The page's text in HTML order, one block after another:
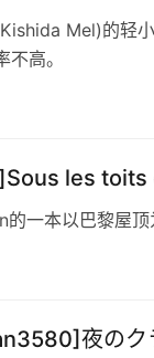
Mel)的轻
高。
les
一本以巴黎屋顶
夜のク